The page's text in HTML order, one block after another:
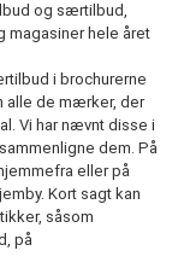
og særtilbud,
magasiner hele året
i brochurerne
alle de mærker, der
Vi har nævnt disse i
dem. På
eller på
Kort sagt kan
såsom
på